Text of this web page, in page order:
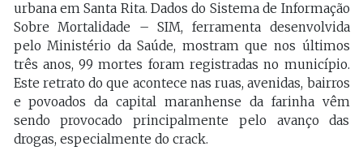
urbana em Santa Rita. Dados do Sistema de Informação
Sobre Mortalidade – SIM, ferramenta desenvolvida
pelo Ministério da Saúde, mostram que nos últimos
três anos, 99 mortes foram registradas no município.
Este retrato do que acontece nas ruas, avenidas, bairros
e povoados da capital maranhense da farinha vêm
sendo provocado principalmente pelo avanço das
drogas, especialmente do crack.